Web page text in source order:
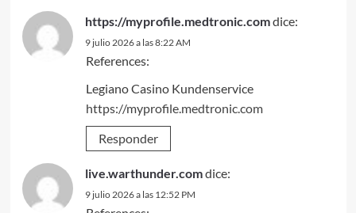
https://myprofile.medtronic.comdice:
9 julio 2026 a las 8:22 AM
References:
Legiano Casino Kundenservice
https://myprofile.medtronic.com
Responder
live.warthunder.comdice:
9 julio 2026 a las 12:52 PM